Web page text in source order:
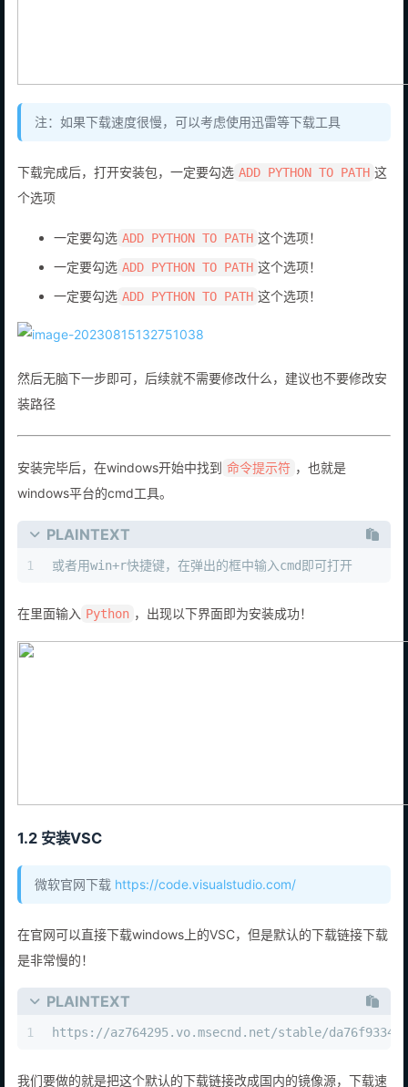
注：如果下载速度很慢，可以考虑使用迅雷等下载工具
下载完成后，打开安装包，一定要勾选 ADD PYTHON TO PATH 这
个选项
一定要勾选 ADD PYTHON TO PATH 这个选项！
一定要勾选 ADD PYTHON TO PATH 这个选项！
一定要勾选 ADD PYTHON TO PATH 这个选项！
然后无脑下一步即可，后续就不需要修改什么，建议也不要修改安
装路径
安装完毕后，在windows开始中找到 命令提示符 ，也就是
windows平台的cmd工具。
PLAINTEXT
1 或者用win+r快捷键，在弹出的框中输入cmd即可打开
在里面输入 Python ，出现以下界面即为安装成功！
1.2 安装VSC
微软官网下载 https://code.visualstudio.com/
在官网可以直接下载windows上的VSC，但是默认的下载链接下载
是非常慢的！
PLAINTEXT
1 https://az764295.vo.msecnd.net/stable/
我们要做的就是把这个默认的下载链接改成国内的镜像源，下载速